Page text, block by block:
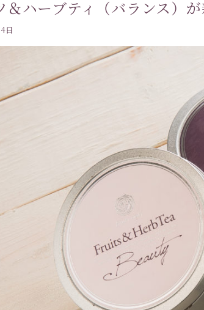
ア ヘア
レス
クー
ヘ
＆ハーブティ（バランス）
日